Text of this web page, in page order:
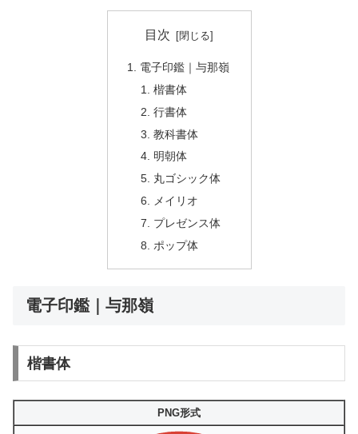
目次
電子印鑑｜与那嶺
楷書体
行書体
教科書体
明朝体
丸ゴシック体
メイリオ
プレゼンス体
ポップ体
電子印鑑｜与那嶺
楷書体
PNG形式